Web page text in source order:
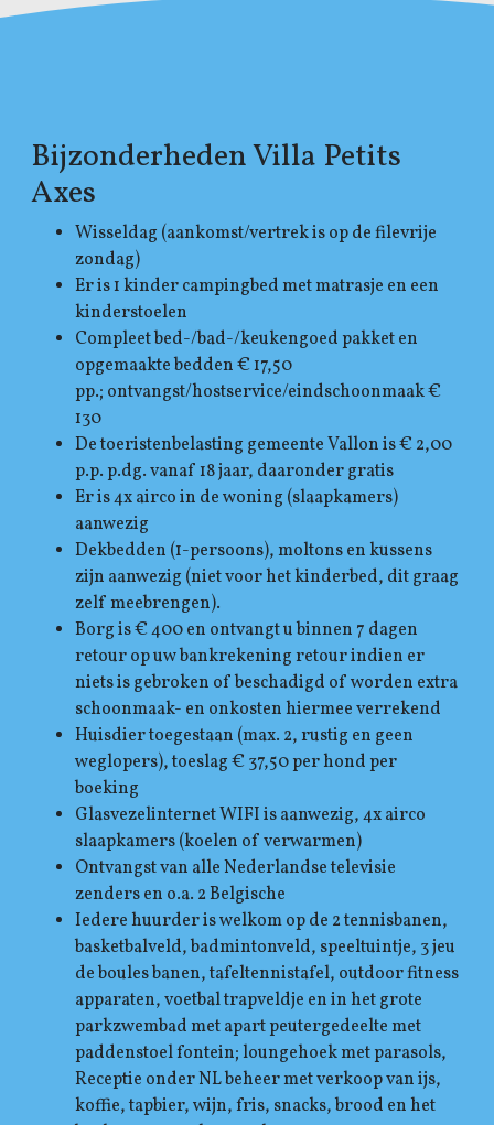
Bijzonderheden Villa Petits
Axes
Wisseldag (aankomst/vertrek is op de filevrije
zondag)
Er is 1 kinder campingbed met matrasje en een
kinderstoelen
Compleet bed-/bad-/keukengoed pakket en
opgemaakte bedden € 17,50
pp.; ontvangst/hostservice/eindschoonmaak €
130
De toeristenbelasting gemeente Vallon is € 2,00
p.p. p.dg. vanaf 18 jaar, daaronder gratis
Er is 4x airco in de woning (slaapkamers)
aanwezig
Dekbedden (1-persoons), moltons en kussens
zijn aanwezig (niet voor het kinderbed, dit graag
zelf meebrengen).
Borg is € 400 en ontvangt u binnen 7 dagen
retour op uw bankrekening retour indien er
niets is gebroken of beschadigd of worden extra
schoonmaak- en onkosten hiermee verrekend
Huisdier toegestaan (max. 2, rustig en geen
weglopers), toeslag € 37,50 per hond per
boeking
Glasvezelinternet WIFI is aanwezig, 4x airco
slaapkamers (koelen of verwarmen)
Ontvangst van alle Nederlandse televisie
zenders en o.a. 2 Belgische
Iedere huurder is welkom op de 2 tennisbanen,
basketbalveld, badmintonveld, speeltuintje, 3 jeu
de boules banen, tafeltennistafel, outdoor fitness
apparaten, voetbal trapveldje en in het grote
parkzwembad met apart peutergedeelte met
paddenstoel fontein; loungehoek met parasols,
Receptie onder NL beheer met verkoop van ijs,
koffie, tapbier, wijn, fris, snacks, brood en het